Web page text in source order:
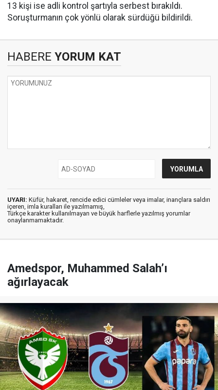
13 kişi ise adli kontrol şartıyla serbest bırakıldı.
Soruşturmanın çok yönlü olarak sürdüğü bildirildi.
HABERE YORUM KAT
UYARI: Küfür, hakaret, rencide edici cümleler veya imalar, inançlara saldırı
içeren, imla kuralları ile yazılmamış,
Türkçe karakter kullanılmayan ve büyük harflerle yazılmış yorumlar
onaylanmamaktadır.
Amedspor, Muhammed Salah’ı
ağırlayacak